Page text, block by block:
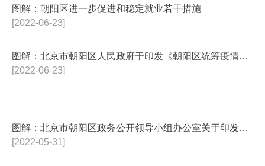
[2022-06-23]
图解：朝阳区进一步促进和稳定就业若干措施
[2022-06-23]
图解：北京市朝阳区人民政府于印发《朝阳区统筹疫情防控和稳定经济增长的实施...
[2022-05-31]
图解：北京市朝阳区政务公开领导小组办公室关于印发《朝阳区2022年政务公...